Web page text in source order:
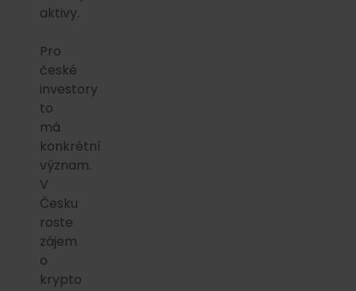
aktivy.
Pro
české
investory
to
má
konkrétní
význam.
V
Česku
roste
zájem
o
krypto